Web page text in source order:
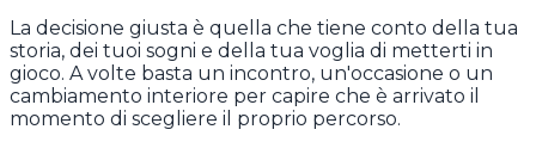
La decisione giusta è quella che tiene conto della tua
storia, dei tuoi sogni e della tua voglia di metterti in
gioco. A volte basta un incontro, un'occasione o un
cambiamento interiore per capire che è arrivato il
momento di scegliere il proprio percorso.